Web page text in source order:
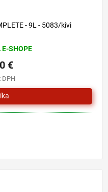
- 9L - 5083/kivi
SHOPE
DPH
€